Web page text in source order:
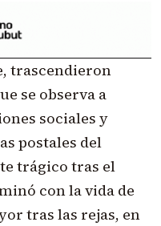
trascendieron
se observa a
sociales y
postales del
trágico tras el
con la vida de
tras las rejas, en